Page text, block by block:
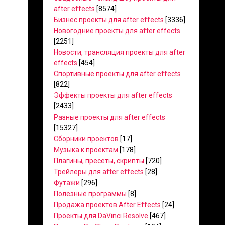
after effects [8574]
Бизнес проекты для after effects [3336]
Новогодние проекты для after effects
[2251]
Новости, трансляция проекты для after
effects [454]
Спортивные проекты для after effects
[822]
Эффекты проекты для after effects
[2433]
Разные проекты для after effects
[15327]
Сборники проектов [17]
Музыка к проектам [178]
Плагины, пресеты, скрипты [720]
Трейлеры для after effects [28]
Футажи [296]
Полезные программы [8]
Продажа проектов After Effects [24]
Проекты для DaVinci Resolve [467]